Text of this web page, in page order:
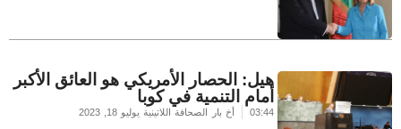
هيل: الحصار الأمريكي هو العائق الأكبر
أمام التنمية في كوبا
03:44 أخ بار الصحافة اللاتينية يوليو 18, 2023